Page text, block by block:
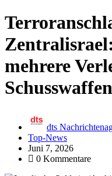
mehrere
dts
Top-News
Juni 7, 2026
0 Kommentare